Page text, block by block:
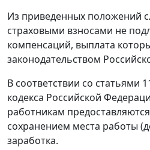
Из приведенных положений
страховыми взносами не
компенсаций, выплата
законодательством
В соответствии со статьями
кодекса Российской
работникам
сохранением места работы
заработка.